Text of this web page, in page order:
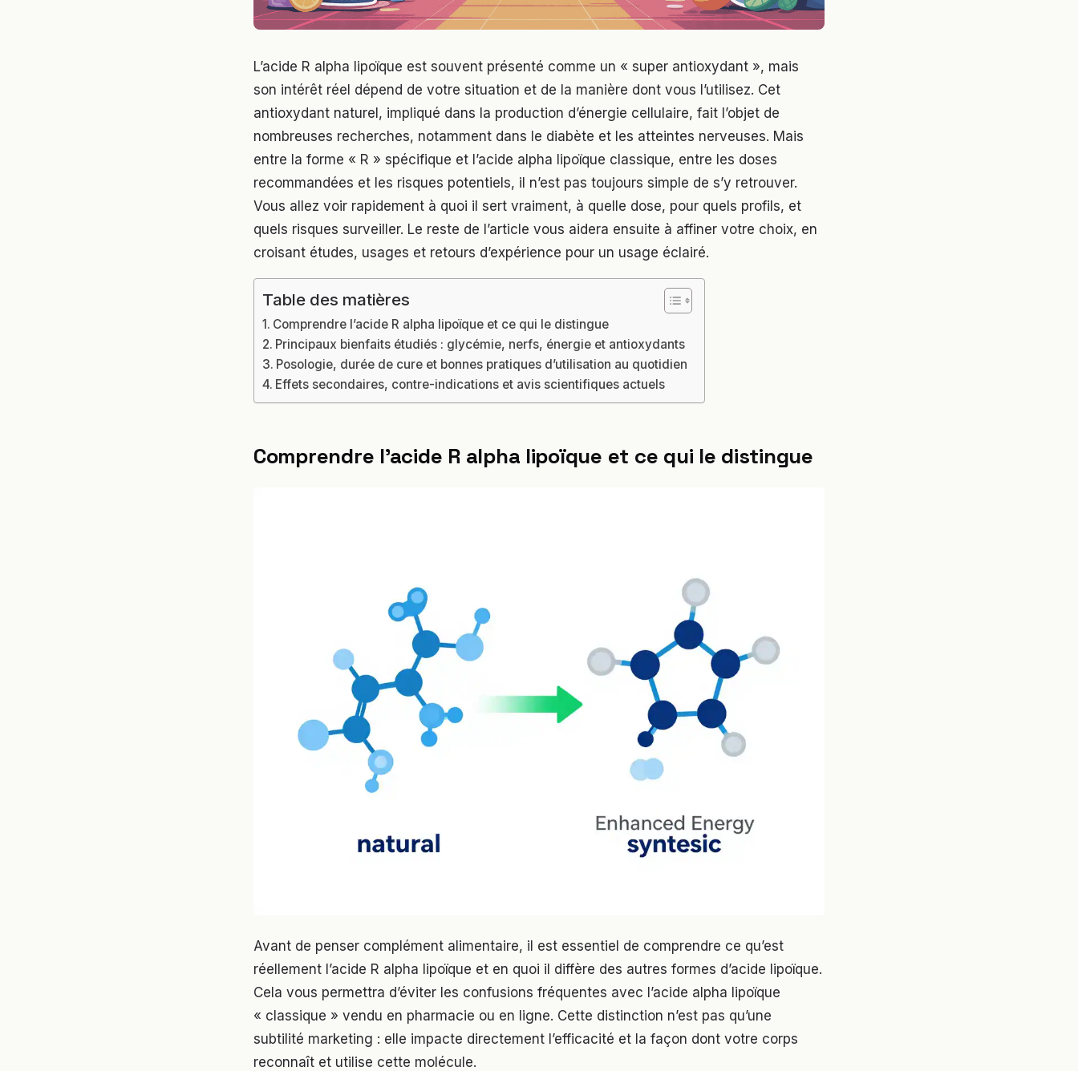
L’acide R alpha lipoïque est souvent présenté comme un « super antioxydant », mais
son intérêt réel dépend de votre situation et de la manière dont vous l’utilisez. Cet
antioxydant naturel, impliqué dans la production d’énergie cellulaire, fait l’objet de
nombreuses recherches, notamment dans le diabète et les atteintes nerveuses. Mais
entre la forme « R » spécifique et l’acide alpha lipoïque classique, entre les doses
recommandées et les risques potentiels, il n’est pas toujours simple de s’y retrouver.
Vous allez voir rapidement à quoi il sert vraiment, à quelle dose, pour quels profils, et
quels risques surveiller. Le reste de l’article vous aidera ensuite à affiner votre choix, en
croisant études, usages et retours d’expérience pour un usage éclairé.
Table des matières
Comprendre l’acide R alpha lipoïque et ce qui le distingue
Principaux bienfaits étudiés : glycémie, nerfs, énergie et antioxydants
Posologie, durée de cure et bonnes pratiques d’utilisation au quotidien
Effets secondaires, contre-indications et avis scientifiques actuels
Comprendre l’acide R alpha lipoïque et ce qui le distingue
Avant de penser complément alimentaire, il est essentiel de comprendre ce qu’est
réellement l’acide R alpha lipoïque et en quoi il diffère des autres formes d’acide lipoïque.
Cela vous permettra d’éviter les confusions fréquentes avec l’acide alpha lipoïque
« classique » vendu en pharmacie ou en ligne. Cette distinction n’est pas qu’une
subtilité marketing : elle impacte directement l’efficacité et la façon dont votre corps
reconnaît et utilise cette molécule.